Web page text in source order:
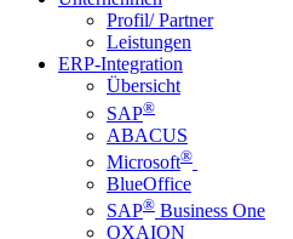
Profil/ Partner
Leistungen
ERP-Integration
Übersicht
SAP®
ABACUS
Microsoft®
BlueOffice
SAP® Business One
OXAION